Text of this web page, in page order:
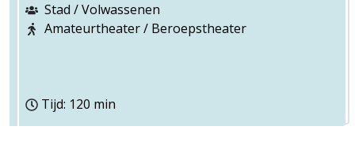
Stad / Volwassenen
Amateurtheater / Beroepstheater
Tijd: 120 min